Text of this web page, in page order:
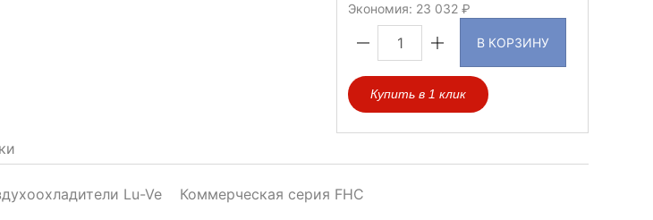
Экономия: 23 032
В КОРЗИНУ
Купить в 1 клик
Lu-Ve Коммерческая серия FHC